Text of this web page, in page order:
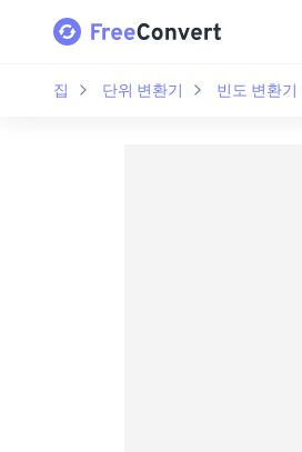
집 단위 변환기 빈도 변환기